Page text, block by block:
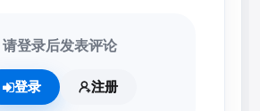
请登录后发表评论
登录 注册